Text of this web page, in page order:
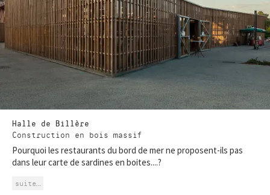
Halle de Billère
Construction en bois massif
Pourquoi les restaurants du bord de mer ne proposent-ils pas
dans leur carte de sardines en boites....?
suite…